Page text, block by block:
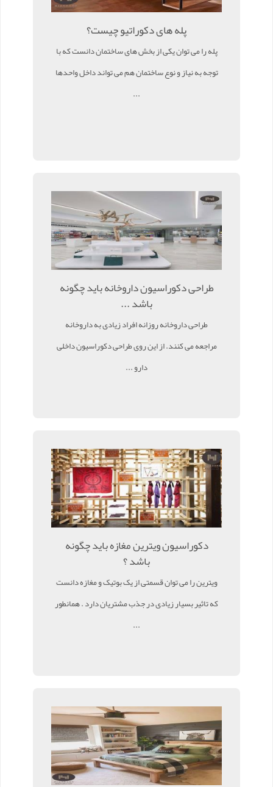
پله های دکوراتیو چیست؟
پله را می توان یکی از بخش های ساختمان دانست که با
توجه به نیاز و نوع ساختمان هم می تواند داخل واحدها
...
طراحی دکوراسیون داروخانه باید چگونه
باشد ...
طراحی داروخانه روزانه افراد زیادی به داروخانه
مراجعه می کنند. از این روی طراحی دکوراسیون داخلی
دارو ...
دکوراسیون ویترین مغازه باید چگونه
باشد ؟
ویترین را می توان قسمتی از یک بوتیک و مغازه دانست
که تاثیر بسیار زیادی در جذب مشتریان دارد . همانطور
...